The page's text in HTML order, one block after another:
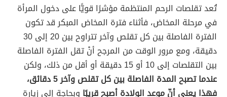
تُعد تقلصات الرحم المنتظمة مؤشرًا قويًّا على دخول المرأة
في مرحلة المخاض، فأثناء فترة المخاض المبكر قد تكون
الفترة الفاصلة بين كل تقلص وآخر تتراوح بين 20 إلى 30
دقيقة، ومع مرور الوقت من المرجح أنْ تقل الفترة الفاصلة
بين التقلصات إلى 10 أو 15 دقيقة أو أقل من ذلك، ولكن
عندما تصبح المدة الفاصلة بين كل تقلص وآخر 5 دقائق،
فهذا يعني أنّ موعد الولادة أصبح قريبًا وبحاجة إلى زيارة